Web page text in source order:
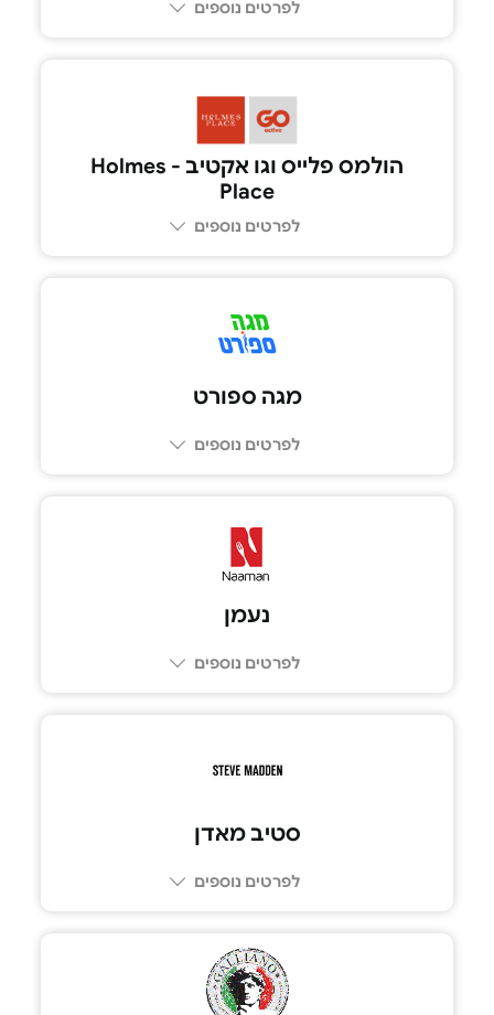
לפרטים נוספים
הולמס פלייס וגו אקטיב - Holmes
Place
לפרטים נוספים
מגה ספורט
לפרטים נוספים
נעמן
לפרטים נוספים
סטיב מאדן
לפרטים נוספים